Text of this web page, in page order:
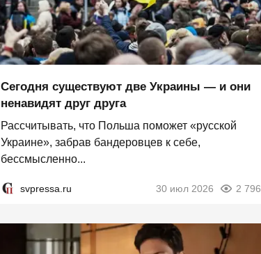
Сегодня существуют две Украины — и они
ненавидят друг друга
Рассчитывать, что Польша поможет «русской
Украине», забрав бандеровцев к себе,
бессмысленно...
svpressa.ru 30 июл 2026 2 796